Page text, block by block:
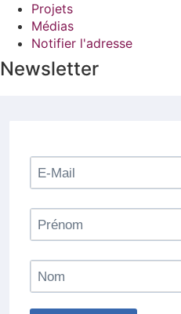
Projets
Médias
Notifier l'adresse
Newsletter